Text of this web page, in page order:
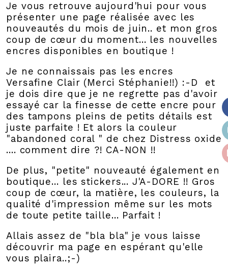
Je vous retrouve aujourd'hui pour vous
présenter une page réalisée avec les
nouveautés du mois de juin.. et mon gros
coup de cœur du moment... les nouvelles
encres disponibles en boutique !
Je ne connaissais pas les encres
Versafine Clair (Merci Stéphanie!!) :-D et
je dois dire que je ne regrette pas d'avoir
essayé car la finesse de cette encre pour
des tampons pleins de petits détails est
juste parfaite ! Et alors la couleur
"abandoned coral " de chez Distress oxide
.... comment dire ?! CA-NON !!
De plus, "petite" nouveauté également en
boutique... les stickers... J'A-DORE !! Gros
coup de cœur, la matière, les couleurs, la
qualité d'impression même sur les mots
de toute petite taille... Parfait !
Allais assez de "bla bla" je vous laisse
découvrir ma page en espérant qu'elle
vous plaira..;-)